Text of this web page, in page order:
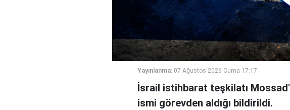
Yayınlanma: 07 Ağustos 2026 Cuma 17:17
İsrail istihbarat teşkilatı
ismi görevden aldığı bildirildi.